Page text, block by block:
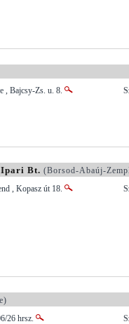
, Bajcsy-Zs. u. 8.
Ipari Bt. (Borsod-Abaúj-
, Kopasz út 18.
26 hrsz.